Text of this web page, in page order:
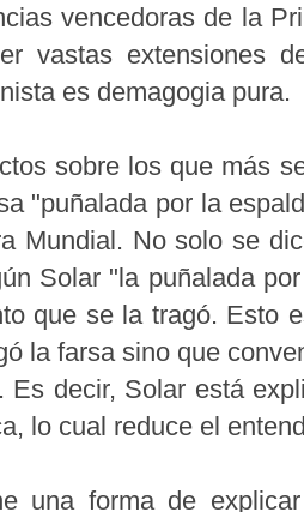
vencedoras de la
vastas extensiones
es demagogia pura.
sobre los que más
"puñalada por la
Mundial. No solo se
Solar "la puñalada
que se la tragó. Esto
la farsa sino que
Es decir, Solar está
lo cual reduce el
una forma de